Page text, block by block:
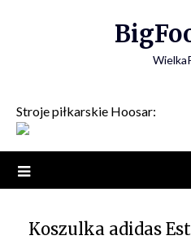
Stroje piłkarskie Hoosar:
Koszulka adidas